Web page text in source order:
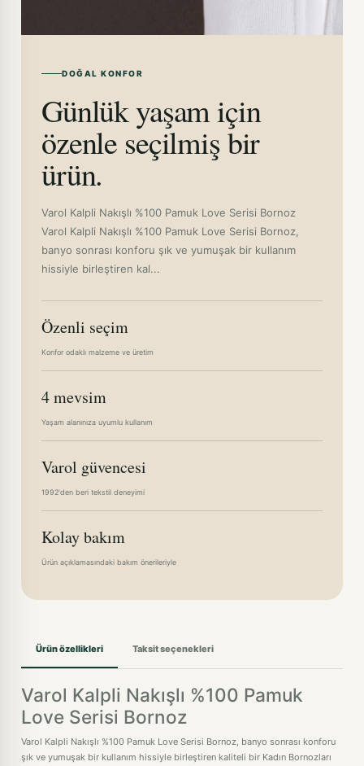
DOĞAL KONFOR
Günlük yaşam için
özenle seçilmiş bir
ürün.
Varol Kalpli Nakışlı %100 Pamuk Love Serisi Bornoz
Varol Kalpli Nakışlı %100 Pamuk Love Serisi Bornoz,
banyo sonrası konforu şık ve yumuşak bir kullanım
hissiyle birleştiren kal...
Özenli seçim
Konfor odaklı malzeme ve üretim
4 mevsim
Yaşam alanınıza uyumlu kullanım
Varol güvencesi
1992'den beri tekstil deneyimi
Kolay bakım
Ürün açıklamasındaki bakım önerileriyle
Ürün özellikleri Taksit seçenekleri
Varol Kalpli Nakışlı %100 Pamuk
Love Serisi Bornoz
Varol Kalpli Nakışlı %100 Pamuk Love Serisi Bornoz, banyo sonrası konforu
şık ve yumuşak bir kullanım hissiyle birleştiren kaliteli bir Kadın Bornozları